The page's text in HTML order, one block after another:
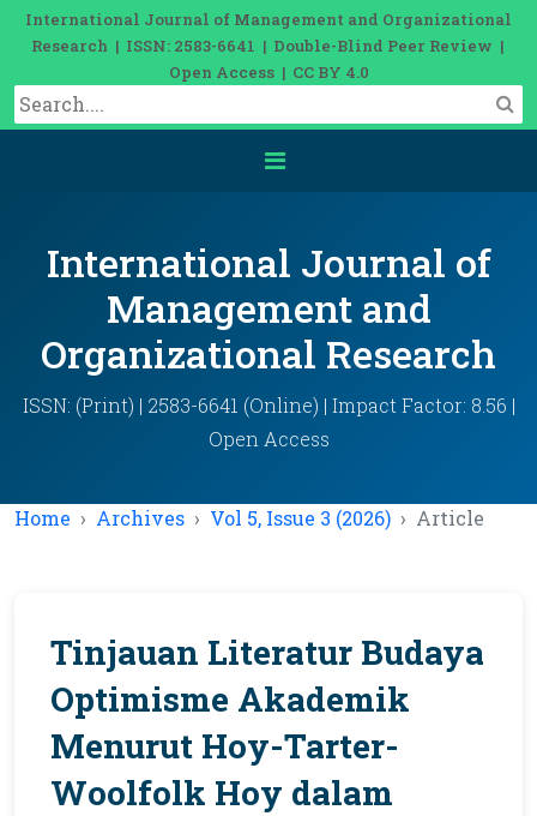
International Journal of Management and Organizational
Research | ISSN: 2583-6641 | Double-Blind Peer Review |
Open Access | CC BY 4.0
International Journal of
Management and
Organizational Research
ISSN: (Print) | 2583-6641 (Online) | Impact Factor: 8.56 |
Open Access
Home Archives Vol 5, Issue 3 (2026) Article
Tinjauan Literatur Budaya
Optimisme Akademik
Menurut Hoy-Tarter-
Woolfolk Hoy dalam